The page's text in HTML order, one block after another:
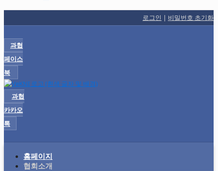
로그인 | 비밀번호 초기화
과협
페이스
북
과협
카카오
톡
홈페이지
협회소개